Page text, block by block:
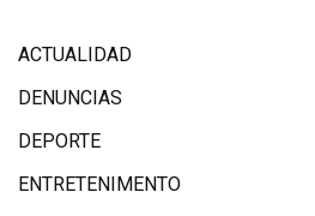
ACTUALIDAD
DENUNCIAS
DEPORTE
ENTRETENIMENTO